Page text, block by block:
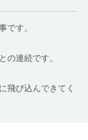
です。
の連続です。
飛び込んできてく